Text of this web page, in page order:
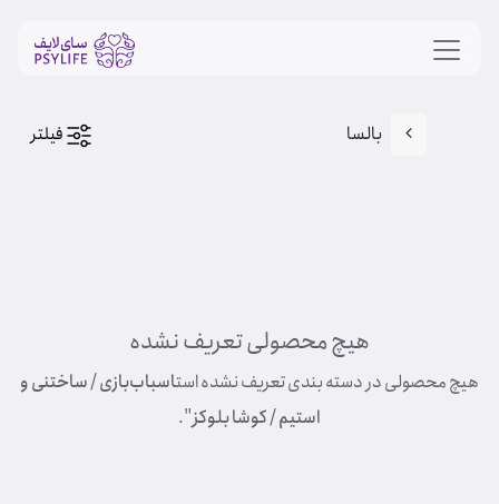
بالسا فیلتر
هیچ محصولی تعریف نشده
هیچ محصولی در دسته بندی تعریف نشده استاسباب‌بازی / ساختنی و
استیم / کوشا بلوکز".